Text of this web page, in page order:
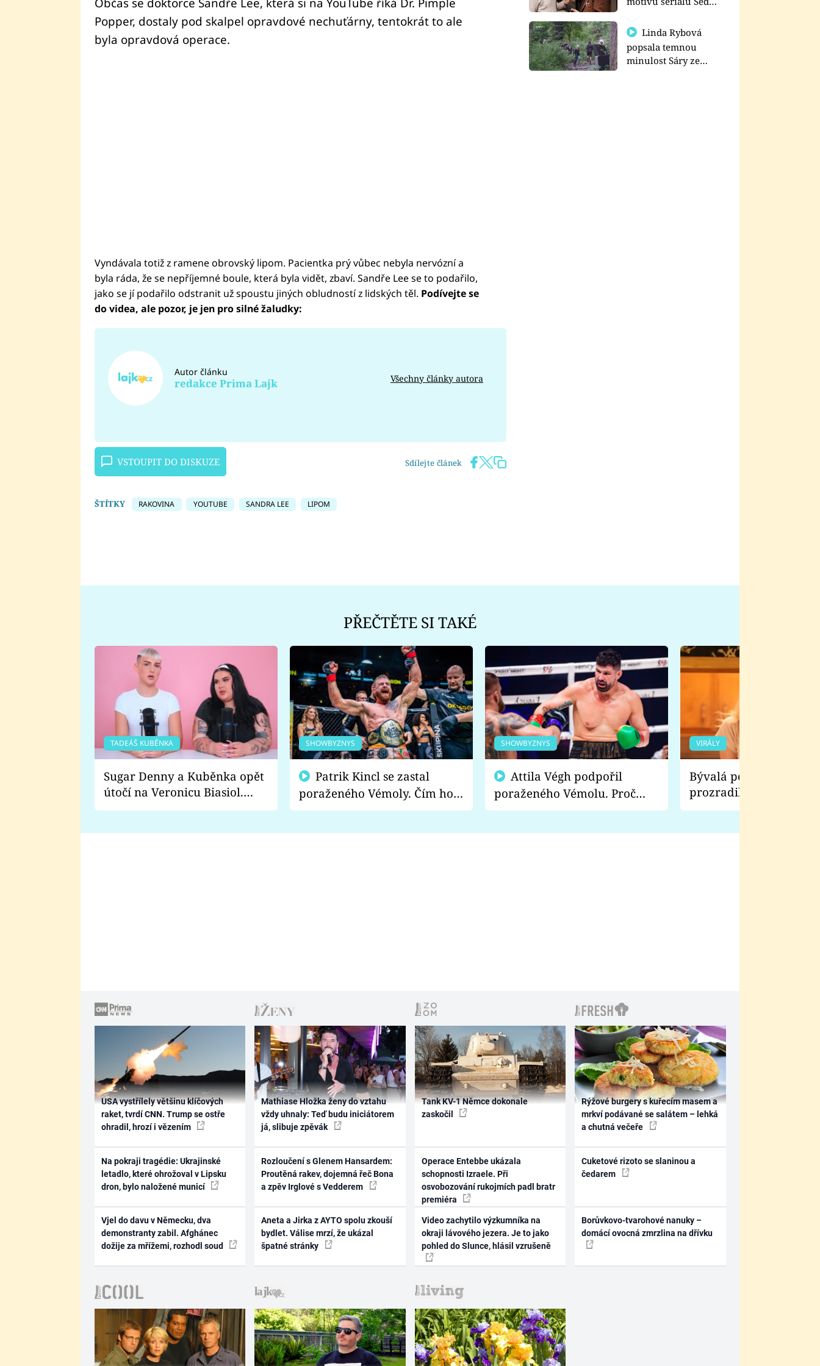
Popper, dostaly pod skalpel opravdové nechuťárny, tentokrát to ale
byla opravdová operace.
Vyndávala totiž z ramene obrovský lipom. Pacientka prý vůbec nebyla nervózní a
byla ráda, že se nepříjemné boule, která byla vidět, zbaví. Sandře Lee se to podařilo,
jako se jí podařilo odstranit už spoustu jiných obludností z lidských těl. Podívejte se
do videa, ale pozor, je jen pro silné žaludky:
Autor článku
redakce Prima Lajk Všechny články autora
VSTOUPIT DO DISKUZE Sdílejte článek
ŠTÍTKY RAKOVINA YOUTUBE SANDRA LEE LIPOM
Linda Rybová
popsala temnou
minulost Sáry ze
PŘEČTĚTE SI TAKÉ
TADEÁŠ KUBĚNKA
Sugar Denny a Kuběnka opět
útočí na Veronicu Biasiol.
Proč je podle nich falešná a
SHOWBYZNYS
poraženého Vémoly. Čím ho
fanoušci naštvali?
SHOWBYZNYS
poraženého Vémolu. Proč
chce raději zápasit s ním než
VIRÁLY
Bývalá pornoherečka
prozradila, co ji
natáčení Euforie.
USA vystřílely většinu klíčových
raket, tvrdí CNN. Trump se ostře
ohradil, hrozí i vězením
Na pokraji tragédie: Ukrajinské
letadlo, které ohrožoval v Lipsku
dron, bylo naložené municí
Vjel do davu v Německu, dva
demonstranty zabil. Afghánec
dožije za mřížemi, rozhodl soud
Mathiase Hložka ženy do vztahu
vždy uhnaly: Teď budu iniciátorem
já, slibuje zpěvák
Rozloučení s Glenem Hansardem:
Proutěná rakev, dojemná řeč Bona
a zpěv Irglové s Vedderem
Aneta a Jirka z AYTO spolu zkouší
bydlet. Válise mrzí, že ukázal
špatné stránky
Tank KV-1 Němce dokonale
zaskočil
Operace Entebbe ukázala
schopnosti Izraele. Při
osvobozování rukojmích padl bratr
premiéra
Video zachytilo výzkumníka na
okraji lávového jezera. Je to jako
pohled do Slunce, hlásil vzrušeně
Rýžové burgery s kuřecím masem a
mrkví podávané se salátem – lehká
a chutná večeře
Cuketové rizoto se slaninou a
čedarem
Borůvkovo-tvarohové nanuky –
domácí ovocná zmrzlina na dřívku